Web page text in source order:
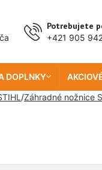
Potrebujete
+421 905
DOPLNKY
Záhradné nožnice